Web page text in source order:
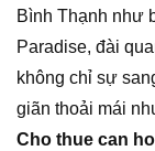
Bình Thạnh như
Paradise, đài
không chỉ sự
giãn thoải mái
Cho thue can